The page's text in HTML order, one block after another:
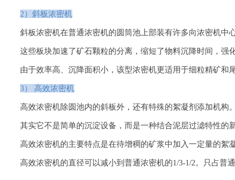
2）斜板浓密机
斜板浓密机在普通浓密机的圆筒池上部装有许多向浓密机中
这些板块加速了矿石颗粒的分离，缩短了物料沉降时间，强
由于效率高、沉降面积小，该型浓密机更适用于细粒精矿和
3） 高效浓密机
高效浓密机除圆池内的斜板外，还有特殊的絮凝剂添加机构。
其实它不是简单的沉淀设备，而是一种结合泥层过滤特性的
高效浓密机的主要特点是在待增稠的矿浆中加入一定量的絮
高效浓密机的直径可以减小到普通浓密机的1/3-1/2。只占普